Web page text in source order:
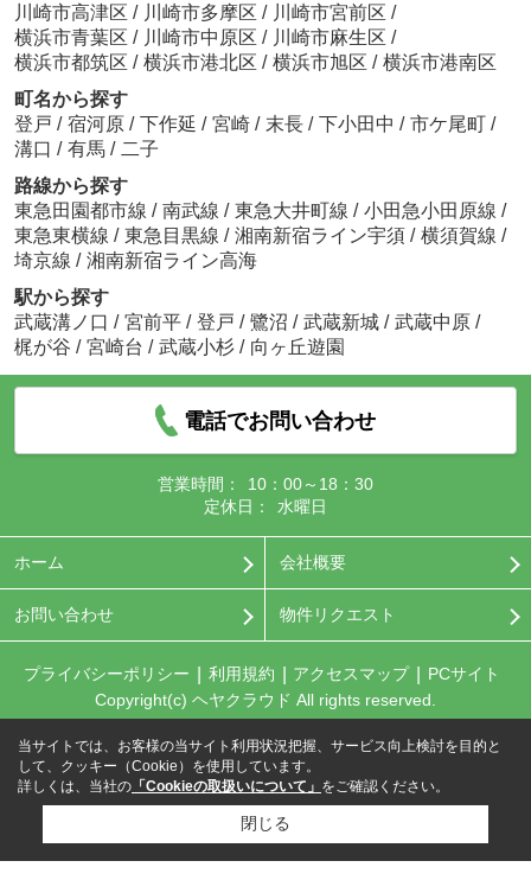
川崎市高津区 / 川崎市多摩区 / 川崎市宮前区 /
横浜市青葉区 / 川崎市中原区 / 川崎市麻生区 /
横浜市都筑区 / 横浜市港北区 / 横浜市旭区 / 横浜市港南区
町名から探す
登戸 / 宿河原 / 下作延 / 宮崎 / 末長 / 下小田中 / 市ケ尾町 /
溝口 / 有馬 / 二子
路線から探す
東急田園都市線 / 南武線 / 東急大井町線 / 小田急小田原線 /
東急東横線 / 東急目黒線 / 湘南新宿ライン宇須 / 横須賀線 /
埼京線 / 湘南新宿ライン高海
駅から探す
武蔵溝ノ口 / 宮前平 / 登戸 / 鷺沼 / 武蔵新城 / 武蔵中原 /
梶が谷 / 宮崎台 / 武蔵小杉 / 向ヶ丘遊園
電話でお問い合わせ
営業時間：
10：00～18：30
定休日：
水曜日
ホーム 会社概要
お問い合わせ 物件リクエスト
プライバシーポリシー 利用規約 アクセスマップ
PCサイト
Copyright(c) ヘヤクラウド All rights reserved.
当サイトでは、お客様の当サイト利用状況把握、サービス向上検討を目的と
して、クッキー（Cookie）を使用しています。
詳しくは、当社の 「Cookieの取扱いについて」 をご確認ください。
閉じる